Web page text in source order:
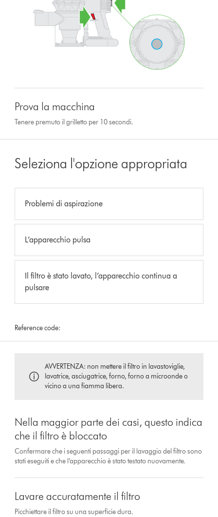
Prova la macchina
Tenere premuto il grilletto per 10 secondi.
Seleziona l'opzione appropriata
Problemi di aspirazione
L’apparecchio pulsa
Il filtro è stato lavato, l’apparecchio continua a
pulsare
Reference code:
AVVERTENZA: non mettere il filtro in lavastoviglie,
lavatrice, asciugatrice, forno, forno a microonde o
vicino a una fiamma libera.
Nella maggior parte dei casi, questo indica
che il filtro è bloccato
Confermare che i seguenti passaggi per il lavaggio del filtro sono
stati eseguiti e che l’apparecchio è stato testato nuovamente.
Lavare accuratamente il filtro
Picchiettare il filtro su una superficie dura.